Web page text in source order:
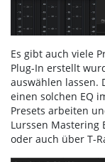
Es gibt auch viele
Plug-In erstellt
auswählen lassen.
einen solchen EQ
Presets arbeiten
Lurssen Mastering
oder auch über T-